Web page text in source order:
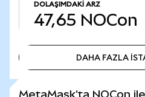
DOLAŞIMDAKI ARZ
47,65 NOCon
DAHA FAZLA
MetaMask'ta NOCon ile